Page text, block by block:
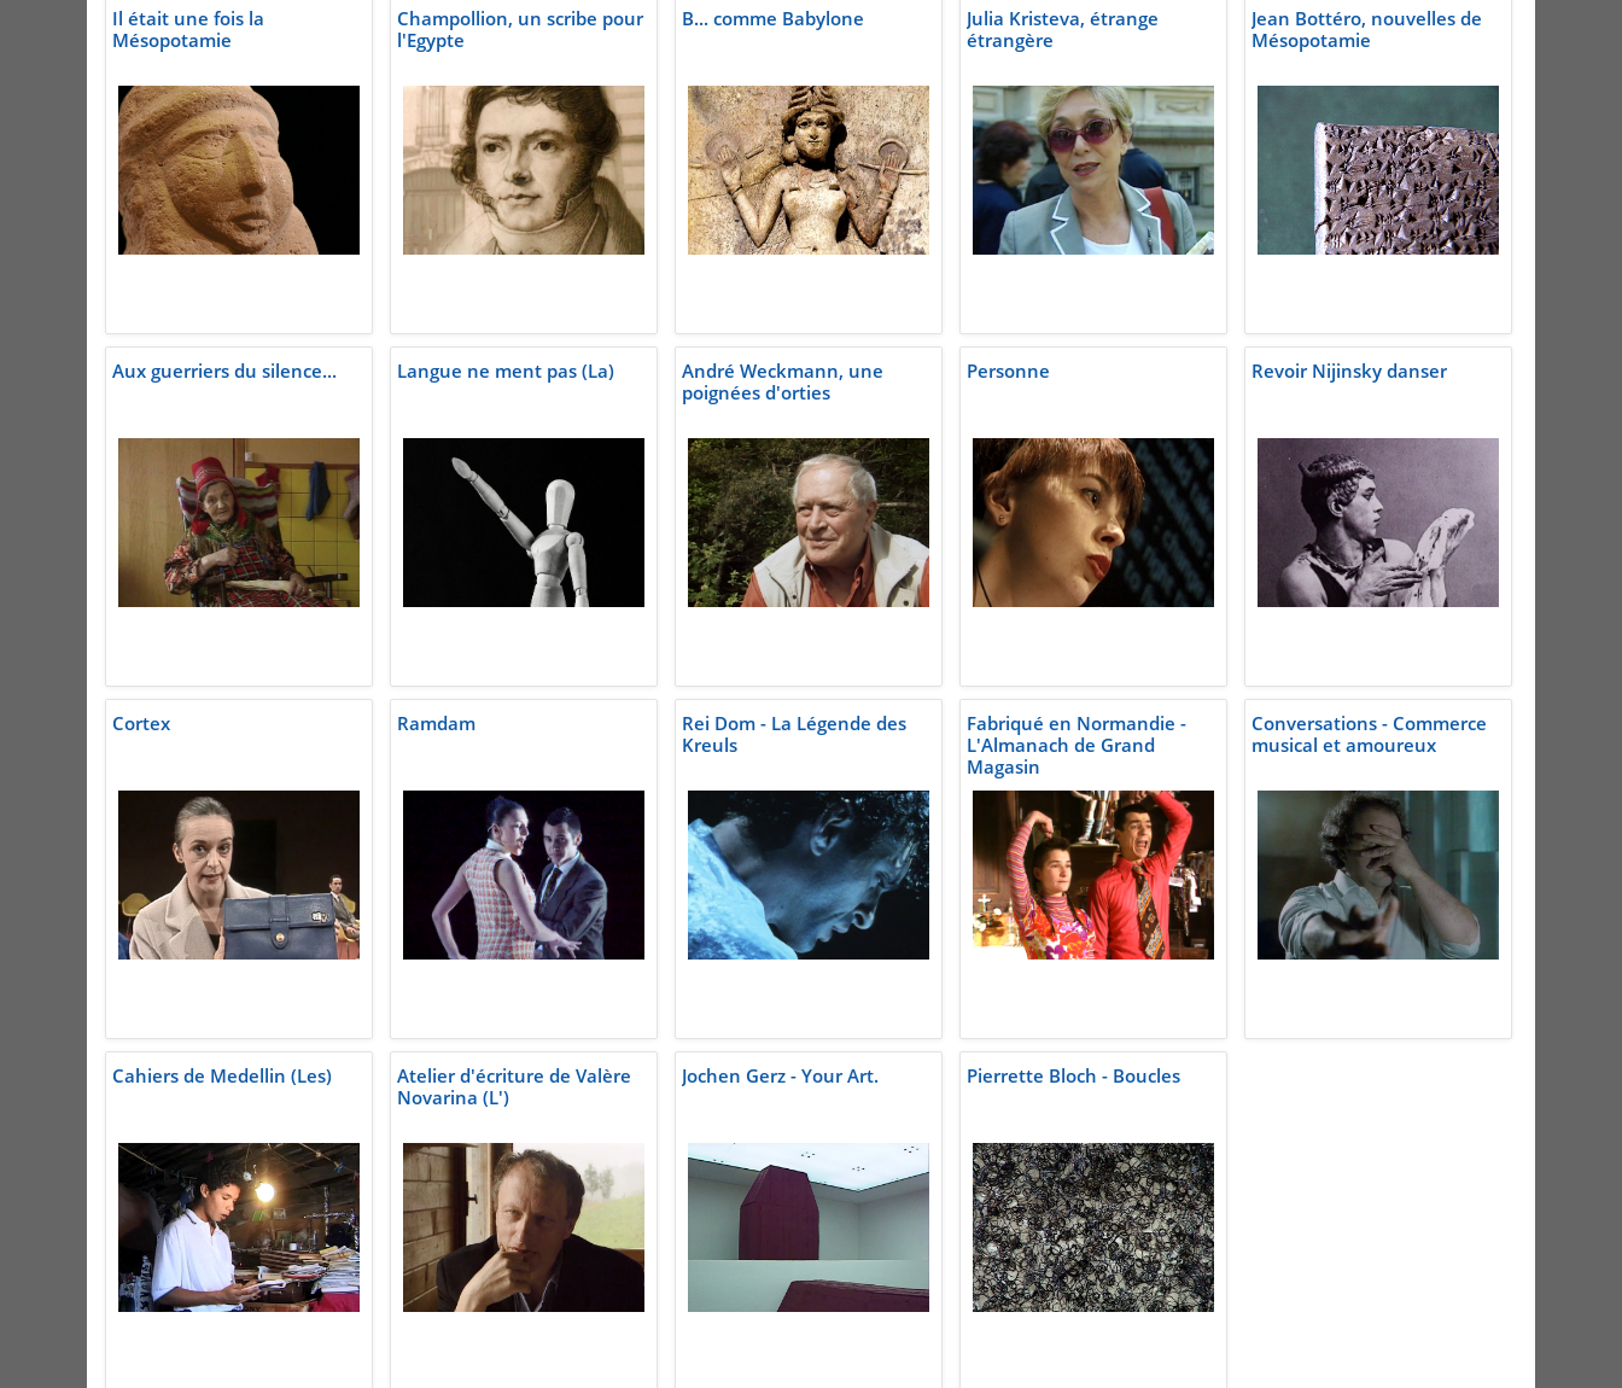
Il était une fois la
Mésopotamie
Champollion, un scribe pour
l'Egypte
B... comme Babylone
Julia Kristeva, étrange
étrangère
Jean Bottéro, nouvelles de
Mésopotamie
Aux guerriers du silence... Langue ne ment pas (La)
André Weckmann, une
poignées d'orties
Personne Revoir Nijinsky danser
Cortex Ramdam
Rei Dom - La Légende des
Kreuls
Fabriqué en Normandie -
L'Almanach de Grand
Magasin
Conversations - Commerce
musical et amoureux
Cahiers de Medellin (Les)
Atelier d'écriture de Valère
Novarina (L')
Jochen Gerz - Your Art. Pierrette Bloch - Boucles